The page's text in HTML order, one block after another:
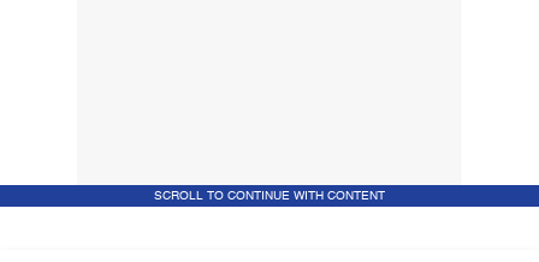
SCROLL TO CONTINUE WITH CONTENT